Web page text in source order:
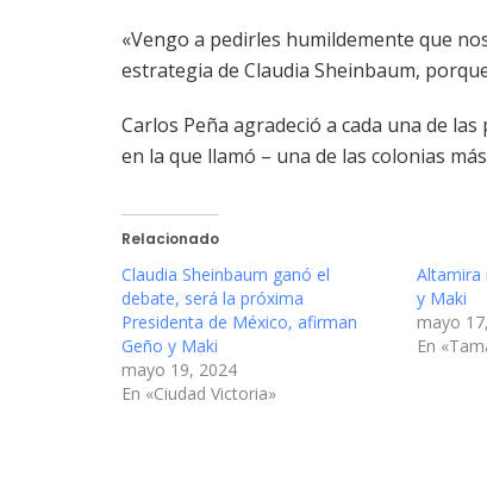
«Vengo a pedirles humildemente que
estrategia de Claudia Sheinbaum,
Carlos Peña agradeció a cada una de
en la que llamó – una de las colonias
Relacionado
Claudia Sheinbaum ganó el
debate, será la próxima
Presidenta de México, afirman
Geño y Maki
mayo 19, 2024
En «Ciudad Victoria»
Altamira
y Maki
mayo
En